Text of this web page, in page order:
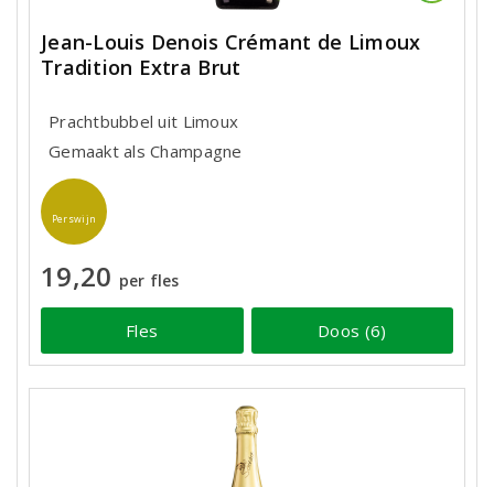
Jean-Louis Denois Crémant de Limoux
Tradition Extra Brut
Prachtbubbel uit Limoux
Gemaakt als Champagne
Perswijn
19,20 per fles
Fles Doos (6)